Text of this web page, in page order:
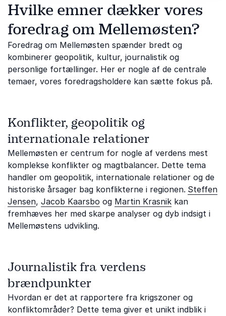
Hvilke emner dækker vores
foredrag om Mellemøsten?
Foredrag om Mellemøsten spænder bredt og
kombinerer geopolitik, kultur, journalistik og
personlige fortællinger. Her er nogle af de centrale
temaer, vores foredragsholdere kan sætte fokus på.
Konflikter, geopolitik og
internationale relationer
Mellemøsten er centrum for nogle af verdens mest
komplekse konflikter og magtbalancer. Dette tema
handler om geopolitik, internationale relationer og de
historiske årsager bag konflikterne i regionen. Steffen
Jensen, Jacob Kaarsbo og Martin Krasnik kan
fremhæves her med skarpe analyser og dyb indsigt i
Mellemøstens udvikling.
Journalistik fra verdens
brændpunkter
Hvordan er det at rapportere fra krigszoner og
konfliktområder? Dette tema giver et unikt indblik i